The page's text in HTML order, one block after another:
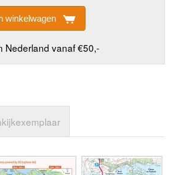
winkelwagen
Nederland vanaf €50,-